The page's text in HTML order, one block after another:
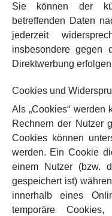
Sie können der
betreffenden Daten
jederzeit
insbesondere gegen
Direktwerbung
Cookies und
Als „Cookies“
Rechnern der Nutzer
Cookies können
werden. Ein Cookie
einem Nutzer (bzw.
gespeichert ist)
innerhalb eines
temporäre Cookies,